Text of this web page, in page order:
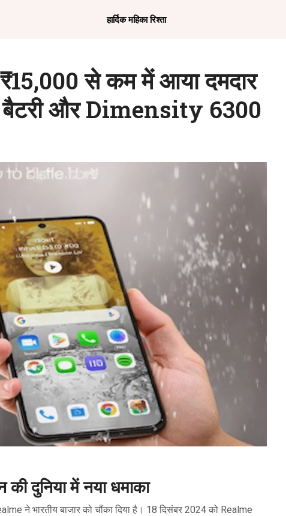
हार्दिक महिका रिश्ता
से कम में आया दमदार
और Dimensity 6300
दुनिया में नया धमाका
ने भारतीय बाजार को चौंका दिया है। 18 दिसंबर 2024 को Realme